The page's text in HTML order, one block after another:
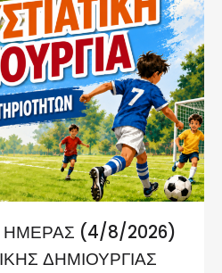
(4/8/2026)
ΔΗΜΙΟΥΡΓΙΑΣ